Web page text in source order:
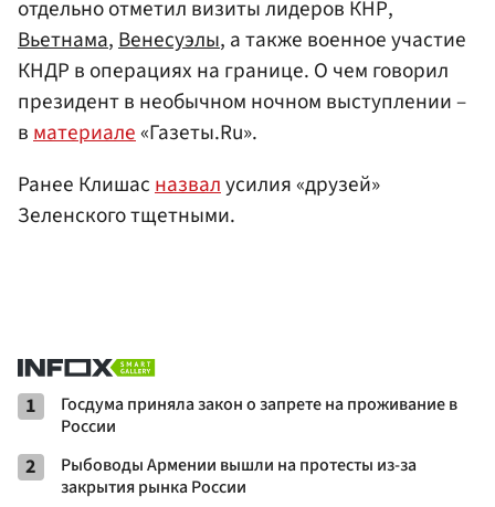
отдельно отметил визиты лидеров КНР,
Вьетнама,Венесуэлы, а также военное участие
КНДР в операциях на границе. О чем говорил
президент в необычном ночном выступлении –
вматериале«Газеты.Ru».
Ранее Клишасназвалусилия «друзей»
Зеленского тщетными.
1
Госдума приняла закон о запрете на проживание в
России
2
Рыбоводы Армении вышли на протесты из-за
закрытия рынка России